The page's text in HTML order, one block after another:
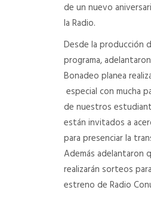
de un nuevo
la Radio.
Desde la producción
programa,
Bonadeo planea
especial con mucha
de nuestros
están invitados a
para presenciar la
Además adelantaron
realizarán sorteos
estreno de Radio